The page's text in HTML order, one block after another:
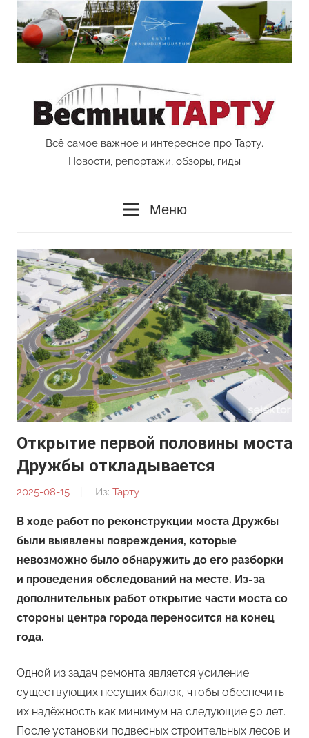
Перейти
содержимому
Vestnik
Всё самое важное и интересное про Тарту.
Новости, репортажи, обзоры, гиды
Меню
Открытие первой половины моста
Дружбы откладывается
2025-08-15
От:
Из: Тарту
В ходе работ по реконструкции моста Дружбы
были выявлены повреждения, которые
невозможно было обнаружить до его разборки
и проведения обследований на месте. Из-за
дополнительных работ открытие части моста со
стороны центра города переносится на конец
года.
Одной из задач ремонта является усиление
существующих несущих балок, чтобы обеспечить
их надёжность как минимум на следующие 50 лет.
После установки подвесных строительных лесов и